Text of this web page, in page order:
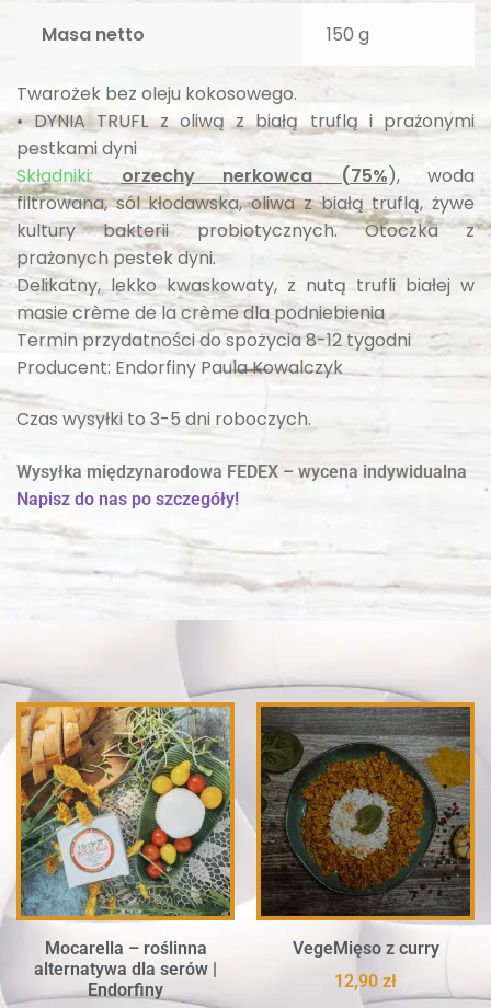
Masa netto 150 g
Twarożek bez oleju kokosowego.
• DYNIA TRUFL z oliwą z białą truflą i prażonymi
pestkami dyni
Składniki:
orzechy nerkowca (75%), woda
filtrowana, sól kłodawska, oliwa z białą truflą, żywe
kultury bakterii probiotycznych. Otoczka z
prażonych pestek dyni.
Delikatny, lekko kwaskowaty, z nutą trufli białej w
masie crème de la crème dla podniebienia
Termin przydatności do spożycia 8-12 tygodni
Producent: Endorfiny Paula Kowalczyk
Czas wysyłki to 3-5 dni roboczych.
Wysyłka międzynarodowa FEDEX – wycena indywidualna
Napisz do nas po szczegóły!
Mocarella – roślinna
alternatywa dla serów |
Endorfiny
VegeMięso z curry
12,90 zł